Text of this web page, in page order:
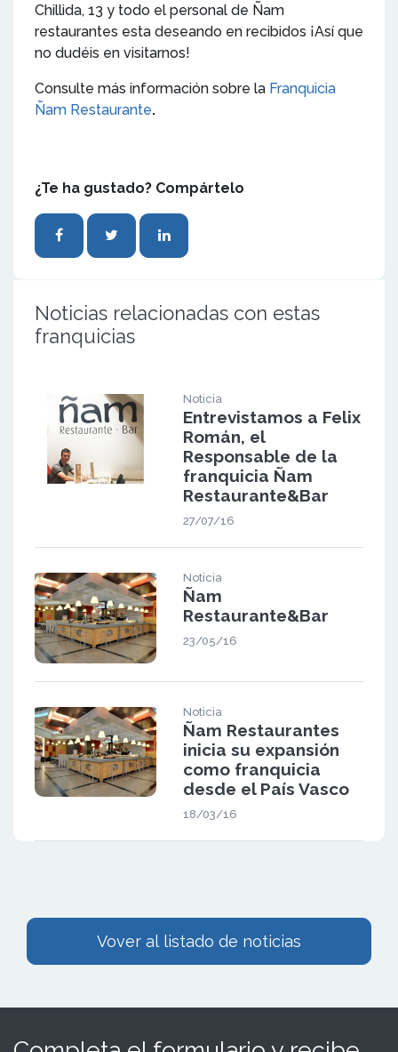
Chillida, 13 y todo el personal de Ñam
restaurantes esta deseando en recibidos ¡Así que
no dudéis en visitarnos!
Consulte más información sobre la Franquicia
Ñam Restaurante.
¿Te ha gustado? Compártelo
Noticias relacionadas con estas
franquicias
Noticia
Entrevistamos a Felix
Román, el
Responsable de la
franquicia Ñam
Restaurante&Bar
27/07/16
Noticia
Ñam
Restaurante&Bar
23/05/16
Noticia
Ñam Restaurantes
inicia su expansión
como franquicia
desde el País Vasco
18/03/16
Vover al listado de noticias